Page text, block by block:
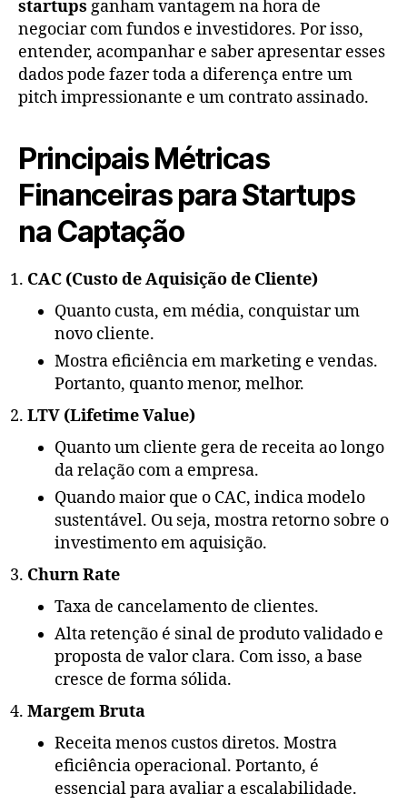
startups ganham vantagem na hora de
negociar com fundos e investidores. Por isso,
entender, acompanhar e saber apresentar esses
dados pode fazer toda a diferença entre um
pitch impressionante e um contrato assinado.
Principais Métricas
Financeiras para Startups
na Captação
CAC (Custo de Aquisição de Cliente)
Quanto custa, em média, conquistar um
novo cliente.
Mostra eficiência em marketing e vendas.
Portanto, quanto menor, melhor.
LTV (Lifetime Value)
Quanto um cliente gera de receita ao longo
da relação com a empresa.
Quando maior que o CAC, indica modelo
sustentável. Ou seja, mostra retorno sobre o
investimento em aquisição.
Churn Rate
Taxa de cancelamento de clientes.
Alta retenção é sinal de produto validado e
proposta de valor clara. Com isso, a base
cresce de forma sólida.
Margem Bruta
Receita menos custos diretos. Mostra
eficiência operacional. Portanto, é
essencial para avaliar a escalabilidade.